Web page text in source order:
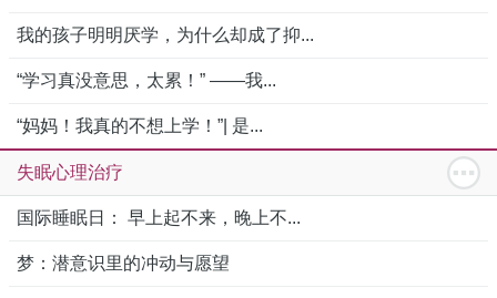
我的孩子明明厌学，为什么却成了抑...
“学习真没意思，太累！” ——我...
“妈妈！我真的不想上学！”| 是...
失眠心理治疗
国际睡眠日： 早上起不来，晚上不...
梦：潜意识里的冲动与愿望